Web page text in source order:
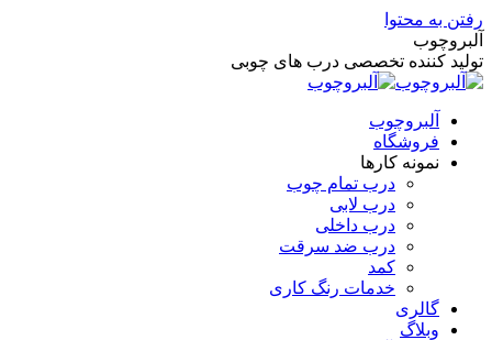
رفتن به محتوا
آلبروچوب
تولید کننده تخصصی درب های چوبی
آلبروچوب
فروشگاه
نمونه کارها
درب تمام چوب
درب لابی
درب داخلی
درب ضد سرقت
کمد
خدمات رنگ کاری
گالری
وبلاگ